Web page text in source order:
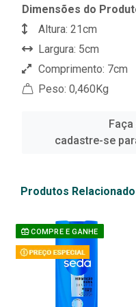
Dimensões do
Altura: 21cm
Largura: 5cm
Comprimento: 7cm
Peso: 0,460Kg
cadastre-se
Produtos
COMPRE E GANHE